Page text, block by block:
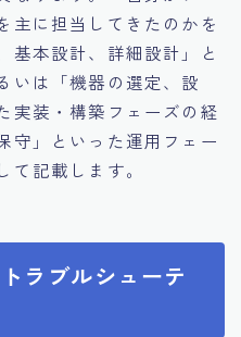
主に担当してきたのかを
基本設計、詳細設計」と
いは「機器の選定、設
実装・構築フェーズの経
守」といった運用フェー
記載します。
ラブルシューテ